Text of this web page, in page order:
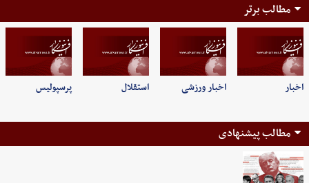
مطالب برتر
اخبار اخبار ورزشی استقلال پرسپولیس
مطالب پیشنهادی